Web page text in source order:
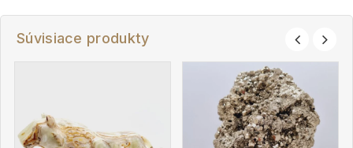
Súvisiace produkty